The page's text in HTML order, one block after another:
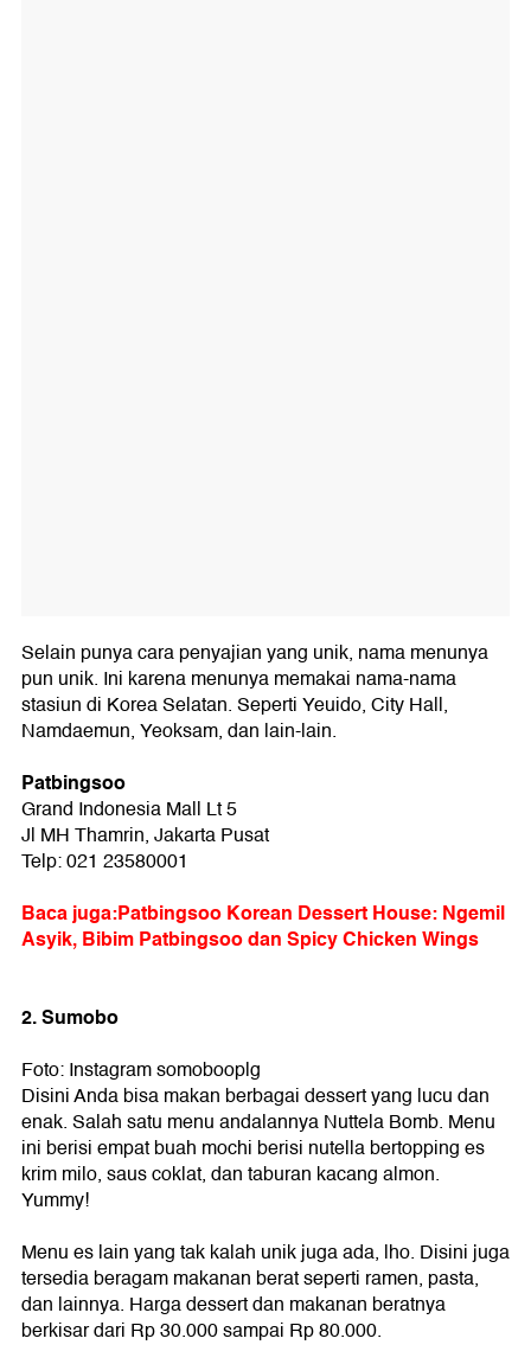
Selain punya cara penyajian yang unik, nama menunya
pun unik. Ini karena menunya memakai nama-nama
stasiun di Korea Selatan. Seperti Yeuido, City Hall,
Namdaemun, Yeoksam, dan lain-lain.
Patbingsoo
Grand Indonesia Mall Lt 5
Jl MH Thamrin, Jakarta Pusat
Telp: 021 23580001
Baca juga:Patbingsoo Korean Dessert House: Ngemil
Asyik, Bibim Patbingsoo dan Spicy Chicken Wings
2. Sumobo
Foto: Instagram somobooplg
Disini Anda bisa makan berbagai dessert yang lucu dan
enak. Salah satu menu andalannya Nuttela Bomb. Menu
ini berisi empat buah mochi berisi nutella bertopping es
krim milo, saus coklat, dan taburan kacang almon.
Yummy!
Menu es lain yang tak kalah unik juga ada, lho. Disini juga
tersedia beragam makanan berat seperti ramen, pasta,
dan lainnya. Harga dessert dan makanan beratnya
berkisar dari Rp 30.000 sampai Rp 80.000.